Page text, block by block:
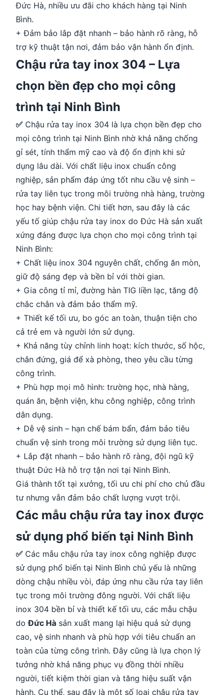
Đức Hà, nhiều ưu đãi cho khách hàng tại Ninh
Bình.
+ Đảm bảo lắp đặt nhanh – bảo hành rõ ràng, hỗ
trợ kỹ thuật tận nơi, đảm bảo vận hành ổn định.
Chậu rửa tay inox 304 – Lựa
chọn bền đẹp cho mọi công
trình tại Ninh Bình
✅ Chậu rửa tay inox 304 là lựa chọn bền đẹp cho
mọi công trình tại Ninh Bình nhờ khả năng chống
gỉ sét, tính thẩm mỹ cao và độ ổn định khi sử
dụng lâu dài. Với chất liệu inox chuẩn công
nghiệp, sản phẩm đáp ứng tốt nhu cầu vệ sinh –
rửa tay liên tục trong môi trường nhà hàng, trường
học hay bệnh viện. Chi tiết hơn, sau đây là các
yếu tố giúp chậu rửa tay inox do Đức Hà sản xuất
xứng đáng được lựa chọn cho mọi công trình tại
Ninh Bình:
+ Chất liệu inox 304 nguyên chất, chống ăn mòn,
giữ độ sáng đẹp và bền bỉ với thời gian.
+ Gia công tỉ mỉ, đường hàn TIG liền lạc, tăng độ
chắc chắn và đảm bảo thẩm mỹ.
+ Thiết kế tối ưu, bo góc an toàn, thuận tiện cho
cả trẻ em và người lớn sử dụng.
+ Khả năng tùy chỉnh linh hoạt: kích thước, số hộc,
chân đứng, giá để xà phòng, theo yêu cầu từng
công trình.
+ Phù hợp mọi mô hình: trường học, nhà hàng,
quán ăn, bệnh viện, khu công nghiệp, công trình
dân dụng.
+ Dễ vệ sinh – hạn chế bám bẩn, đảm bảo tiêu
chuẩn vệ sinh trong môi trường sử dụng liên tục.
+ Lắp đặt nhanh – bảo hành rõ ràng, đội ngũ kỹ
thuật Đức Hà hỗ trợ tận nơi tại Ninh Bình.
Giá thành tốt tại xưởng, tối ưu chi phí cho chủ đầu
tư nhưng vẫn đảm bảo chất lượng vượt trội.
Các mẫu chậu rửa tay inox được
sử dụng phổ biến tại Ninh Bình
✅ Các mẫu chậu rửa tay inox công nghiệp được
sử dụng phổ biến tại Ninh Bình chủ yếu là những
dòng chậu nhiều vòi, đáp ứng nhu cầu rửa tay liên
tục trong môi trường đông người. Với chất liệu
inox 304 bền bỉ và thiết kế tối ưu, các mẫu chậu
doĐức Hà sản xuất mang lại hiệu quả sử dụng
cao, vệ sinh nhanh và phù hợp với tiêu chuẩn an
toàn của từng công trình. Đây cũng là lựa chọn lý
tưởng nhờ khả năng phục vụ đồng thời nhiều
người, tiết kiệm thời gian và tăng hiệu suất vận
hành. Cụ thể, sau đây là một số loại chậu rửa tay